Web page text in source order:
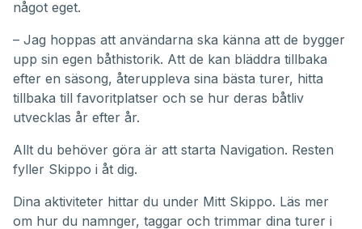
något eget.
– Jag hoppas att användarna ska känna att de bygger
upp sin egen båthistorik. Att de kan bläddra tillbaka
efter en säsong, återuppleva sina bästa turer, hitta
tillbaka till favoritplatser och se hur deras båtliv
utvecklas år efter år.
Allt du behöver göra är att starta Navigation. Resten
fyller Skippo i åt dig.
Dina aktiviteter hittar du under Mitt Skippo. Läs mer
om hur du namnger, taggar och trimmar dina turer i